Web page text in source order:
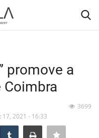
promove a
Coimbra
2021 - 16:33
3699